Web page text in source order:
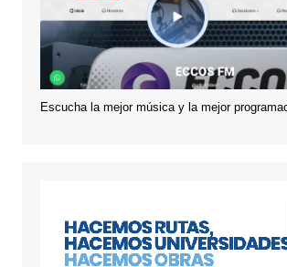
Escucha la mejor música y la mejor